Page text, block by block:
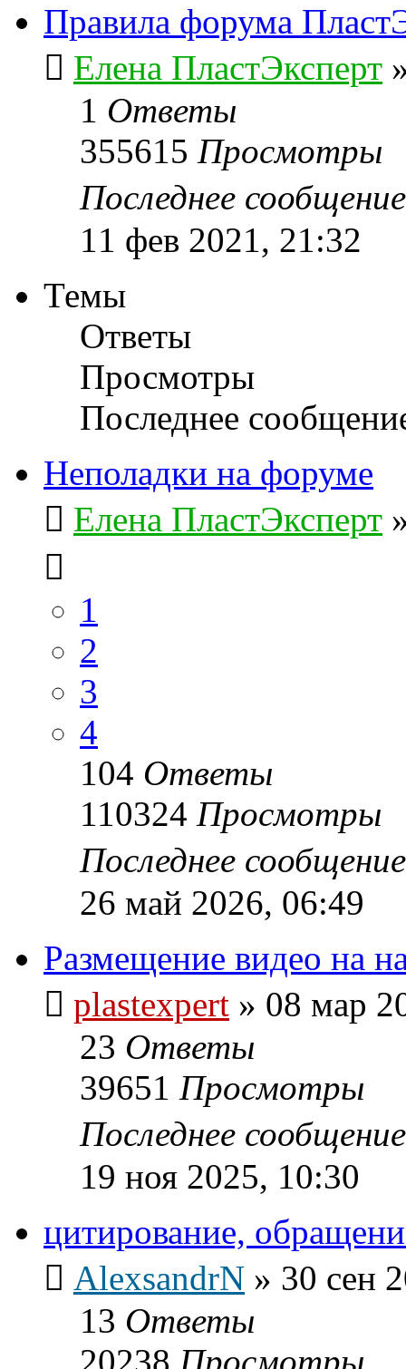
Правила форума
Елена ПластЭксперт
1 Ответы
355615 Просмотры
Последнее
11 фев 2021, 21:32
Темы
Ответы
Просмотры
Последнее
Неполадки на форуме
Елена ПластЭксперт
1
2
3
4
104 Ответы
110324 Просмотры
Последнее
26 май 2026, 06:49
Размещение видео на
plastexpert » 08 мар
23 Ответы
39651 Просмотры
Последнее
19 ноя 2025, 10:30
цитирование,
AlexsandrN » 30 сен
13 Ответы
20238 Просмотры